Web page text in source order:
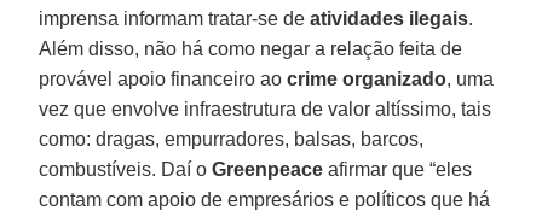
imprensa informam tratar-se deatividades ilegais.
Além disso, não há como negar a relação feita de
provável apoio financeiro aocrime organizado, uma
vez que envolve infraestrutura de valor altíssimo, tais
como: dragas, empurradores, balsas, barcos,
combustíveis. Daí oGreenpeace afirmar que “eles
contam com apoio de empresários e políticos que há